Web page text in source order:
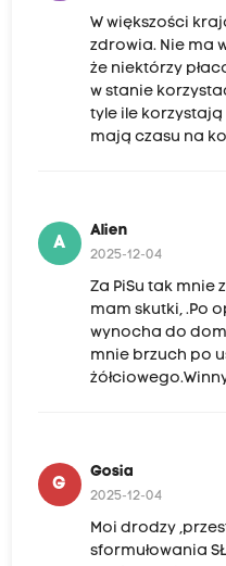
W większości
zdrowia. Nie ma
że niektórzy
w stanie
tyle ile korzystają
mają czasu na
A
Alien
2025-12-04
Za PiSu tak mnie
mam skutki, .Po
wynocha do
mnie brzuch po
G
Gosia
2025-12-04
Moi drodzy
sformułowania